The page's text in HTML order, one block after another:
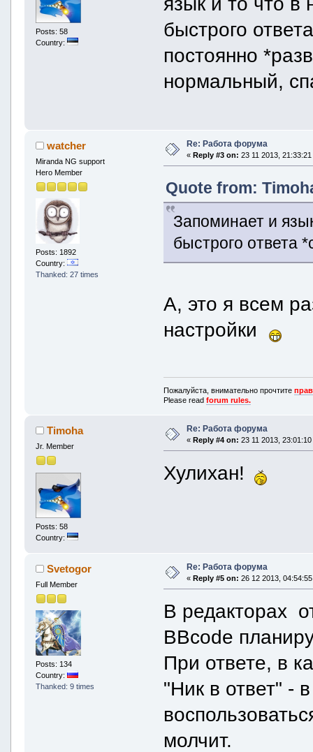
Posts: 58
Country:
быстрого
постоянно
нормальный,
watcher
Miranda NG support
Hero Member
Posts: 1892
Country:
Thanked: 27 times
Re: Работа форума
« Reply #3 on: 23 11 2013, 21:33:21
Quote from:
Запоминает и
быстрого ответа
А, это я всем
настройки
Пожалуйста, внимательно прочтите
Please readforum rules.
Timoha
Jr. Member
Posts: 58
Country:
Re: Работа форума
« Reply #4 on: 23 11 2013, 23:01:10
Хулихан!
Svetogor
Full Member
Posts: 134
Country:
Thanked: 9 times
Re: Работа форума
« Reply #5 on: 26 12 2013,
В редакторах
BBcode
При ответе, в
"Ник в ответ" -
молчит.